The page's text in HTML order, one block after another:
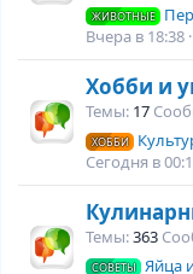
ЖИВОТНЫЕ
Вчера в 18:38
Хобби и
Темы 17
ХОББИ
Сегодня в
Темы 363
СОВЕТЫ Яйца и